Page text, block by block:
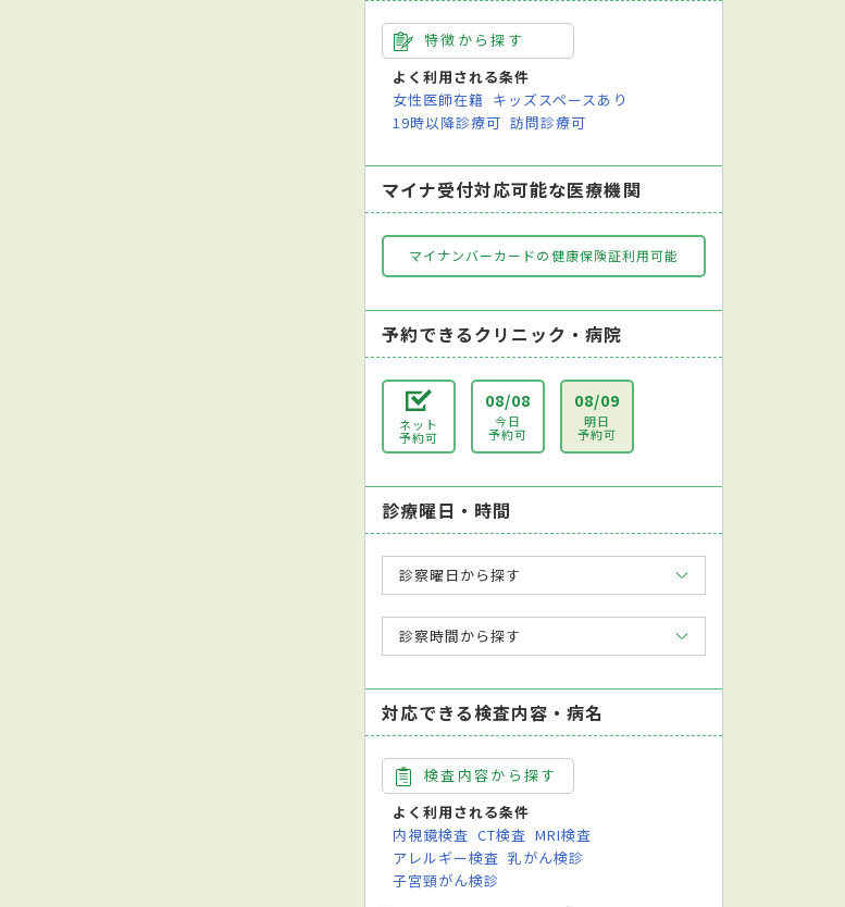
特徴から探す
よく利用される条件
女性医師在籍 キッズスペースあり
19時以降診療可 訪問診療可
マイナ受付対応可能な医療機関
マイナンバーカードの健康保険証利用可能
予約できるクリニック・病院
ネット
予約可
08/08
今日
予約可
08/09
明日
予約可
診療曜日・時間
診察曜日から探す
診察時間から探す
対応できる検査内容・病名
検査内容から探す
よく利用される条件
内視鏡検査 CT検査 MRI検査
アレルギー検査 乳がん検診
子宮頸がん検診